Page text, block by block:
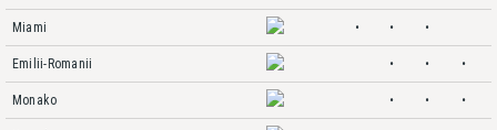
Miami • • •
Emilii-Romanii • • •
Monako • • •